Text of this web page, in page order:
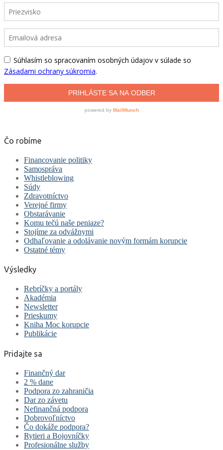
Čo robíme
Financovanie politiky
Samospráva
Whistleblowing
Súdy
Zdravotníctvo
Verejné firmy
Obstarávanie
Komu tečú naše peniaze?
Stojíme za odvážnymi
Odhaľovanie a odolávanie novým formám korupcie
Ostatné témy
Výsledky
Rebríčky a portály
Akadémia
Newsletter
Prieskumy
Kniha Moc korupcie
Publikácie
Pridajte sa
Finančný dar
2 % dane
Podpora zo zahraničia
Dar zo závetu
Nefinančná podpora
Dobrovoľníctvo
Čo dokáže podpora?
Rytieri a Bojovníčky
Profesionálne služby